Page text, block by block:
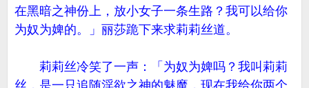
在黑暗之神份上，放小女子一条生路？我可以给你
为奴为婢的。」丽莎跪下来求莉莉丝道。
莉莉丝冷笑了一声：「为奴为婢吗？我叫莉莉
丝，是一只追随淫欲之神的魅魔，现在我给你两个